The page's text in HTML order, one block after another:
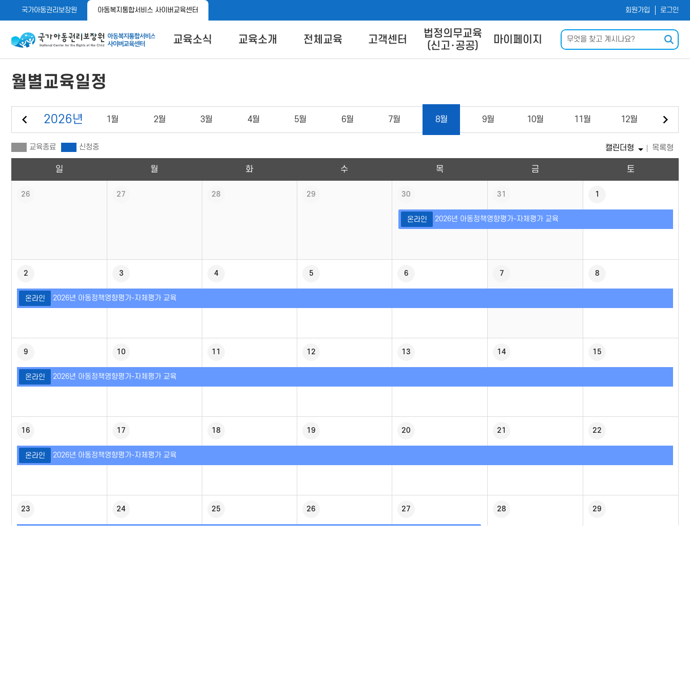
바
바
국가아동권리보장원 아동복지통합서비스 사이버교육센터 회원가입 로그인
메뉴 버튼
아동이 행복한 세상 아동권리보장원 아동복지통합서비스 사이버교육센터
교육소식 교육소개 전체교육 고객센터
법정의무교육
(신고･공공)
이력
FAQ
마이페이지 검색
월별교육일정
이전 달
2026년 1 월 2월 3월 4월 5월 6월 7월 8월 9월 10월 11 월 12월
캘린더형 목록형
교육종료 신청중
일 월 화 수 목 금 토
26 27 28 29 30 31 1
온라인 2026년 아동정책영향평가-자체평가 교육
2 3 4 5 6 7 8
온라인 2026년 아동정책영향평가-자체평가 교육
9 10 11 12 13 14 15
온라인 2026년 아동정책영향평가-자체평가 교육
16 17 18 19 20 21 22
온라인 2026년 아동정책영향평가-자체평가 교육
23 24 25 26 27 28 29